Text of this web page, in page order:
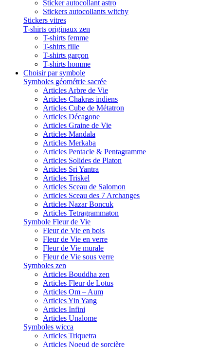
Sticker autocollant astro
Stickers autocollants witchy
Stickers vitres
T-shirts originaux zen
T-shirts femme
T-shirts fille
T-shirts garçon
T-shirts homme
Choisir par symbole
Symboles géométrie sacrée
Articles Arbre de Vie
Articles Chakras indiens
Articles Cube de Métatron
Articles Décagone
Articles Graine de Vie
Articles Mandala
Articles Merkaba
Articles Pentacle & Pentagramme
Articles Solides de Platon
Articles Sri Yantra
Articles Triskel
Articles Sceau de Salomon
Articles Sceau des 7 Archanges
Articles Nazar Boncuk
Articles Tetragrammaton
Symbole Fleur de Vie
Fleur de Vie en bois
Fleur de Vie en verre
Fleur de Vie murale
Fleur de Vie sous verre
Symboles zen
Articles Bouddha zen
Articles Fleur de Lotus
Articles Om – Aum
Articles Yin Yang
Articles Infini
Articles Unalome
Symboles wicca
Articles Triquetra
Articles Noeud de sorcière